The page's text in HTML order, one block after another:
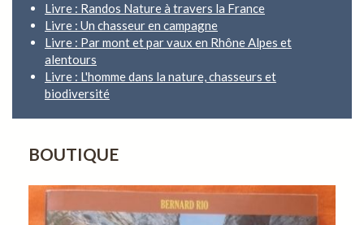
Livre : Randos Nature à travers la France
Livre : Un chasseur en campagne
Livre : Par mont et par vaux en Rhône Alpes et
alentours
Livre : L'homme dans la nature, chasseurs et
biodiversité
BOUTIQUE